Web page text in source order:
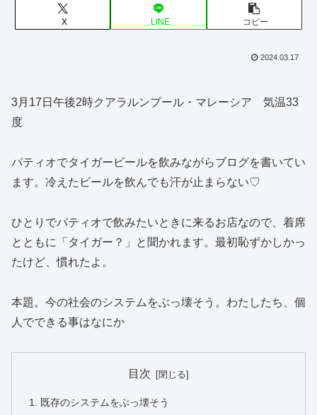
X LINE コピー
2024.03.17
3月17日午後2時クアラルンプール・マレーシア 気温33
度
パティオでタイガービールを飲みながらブログを書いてい
ます。冷えたビールを飲んでも汗が止まらない♡
ひとりでパティオで飲みたいときに来るお店なので、着席
とともに「タイガー？」と聞かれます。最初恥ずかしかっ
たけど、慣れたよ。
本題。今の社会のシステムをぶっ壊そう。わたしたち、個
人でできる事はなにか
目次
既存のシステムをぶっ壊そう